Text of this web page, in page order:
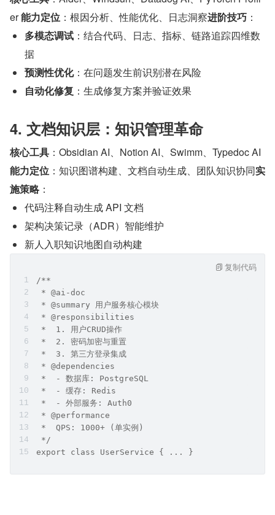
er 能力定位 ：根因分析、性能优化、日志洞察进阶技巧 ：
多模态调试 ：结合代码、日志、指标、链路追踪四维数
据
预测性优化：在问题发生前识别潜在风险
自动化修复 ：生成修复方案并验证效果
4. 文档知识层：知识管理革命
核心工具
能力定位 ：知识图谱构建、文档自动生成、团队知识协同实
施策略：
代码注释自动生成 API 文档
架构决策记录（ADR）智能维护
新人入职知识地图自动构建
/**
* @ai-doc
* @summary 用户服务核心模块
* @responsibilities
*  1. 用户CRUD操作
*  2. 密码加密与重置
*  3. 第三方登录集成
* @dependencies
*  - 数据库: PostgreSQL
*  - 缓存: Redis
*  - 外部服务: Auth0
* @performance
*  QPS: 1000+ (单实例)
*/
export class UserService { ... }
复制代码